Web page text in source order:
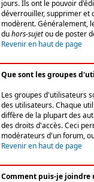
jours. Ils ont le pouvoir
déverrouiller, supprimer et
modèrent. Généralement,
duhors-sujetou de poster
Revenir en haut de page
Que sont les groupes
Les groupes d'utilisateurs
des utilisateurs. Chaque
diffère de la plupart des
des droits d'accès. Ceci
modérateurs d'un forum,
Revenir en haut de page
Comment puis-je